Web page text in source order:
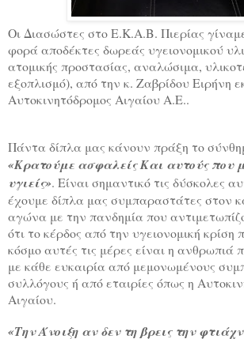
Οι Διασώστες στο Ε.Κ.Α.Β. Πιερίας
φορά αποδέκτες δωρεάς υγειονομικού
ατομικής προστασίας, αναλώσιμα,
εξοπλισμό), από την κ. Ζαβρίδου Ειρήνη
Αυτοκινητόδρομος Αιγαίου Α.Ε..
Πάντα δίπλα μας κάνουν πράξη το
«Κρατούμε ασφαλείς Και αυτούς που
υγιείς». Είναι σημαντικό τις δύσκολες
έχουμε δίπλα μας συμπαραστάτες στον
αγώνα με την πανδημία που
ότι το κέρδος από την υγειονομική κρίση
κόσμο αυτές τις μέρες είναι η ανθρωπιά
με κάθε ευκαιρία από μεμονωμένους
συλλόγους ή από εταιρίες όπως η
Αιγαίου.
«Την Άνοιξη αν δεν τη βρεις την